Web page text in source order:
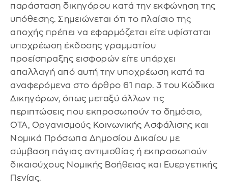
παράσταση δικηγόρου κατά την εκφώνηση της
υπόθεσης. Σημειώνεται ότι το πλαίσιο της
αποχής πρέπει να εφαρμόζεται είτε υφίσταται
υποχρέωση έκδοσης γραμματίου
προείσπραξης εισφορών είτε υπάρχει
απαλλαγή από αυτή την υποχρέωση κατά τα
αναφερόμενα στο άρθρο 61 παρ. 3 του Κώδικα
Δικηγόρων, όπως μεταξύ άλλων τις
περιπτώσεις που εκπροσωπούν το δημόσιο,
ΟΤΑ, Οργανισμούς Κοινωνικής Ασφάλισης και
Νομικά Πρόσωπα Δημοσίου Δικαίου με
σύμβαση πάγιας αντιμισθίας ή εκπροσωπούν
δικαιούχους Νομικής Βοήθειας και Ευεργετικής
Πενίας.